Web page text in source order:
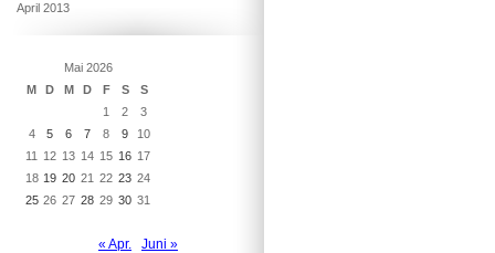
April 2013
Mai 2026
M
D M D F S
S
1
2
3
4
5 6 7 8 9
10
11
12 13 14 15 16 17
18 19 20 21 22 23 24
25 26 27 28 29 30 31
« Apr. Juni »